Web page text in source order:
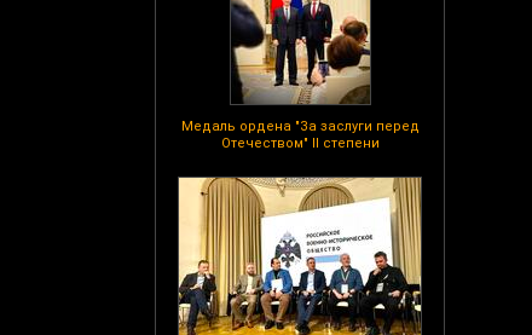
Медаль ордена "За заслуги перед
Отечеством" II степени